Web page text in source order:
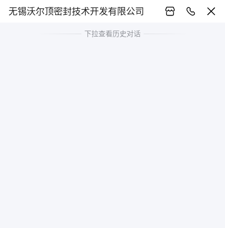
无锡沃尔顶密封技术开发有限公司
下拉查看历史对话